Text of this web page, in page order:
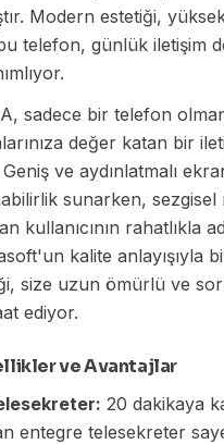
Modern estetiği,
telefon, günlük iletişim
sadece bir telefon
değer katan bir
ve aydınlatmalı
sunarken, sezgisel
kullanıcının rahatlıkla
kalite anlayışıyla
size uzun ömürlü ve
ediyor.
ve Avantajlar
20 dakikaya
entegre telesekreter